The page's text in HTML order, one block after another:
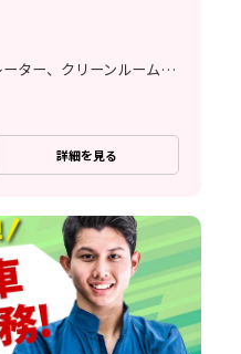
検査、加工、マシンオペレーター、クリーンルーム、立ち作業
詳細を見る